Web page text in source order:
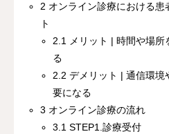
2 オンライン診療における患
ト
2.1
メリット | 時間や場
る
2.2 デメリット | 通信環境
要になる
3 オンライン診療の流れ
3.1 STEP1.診療受付